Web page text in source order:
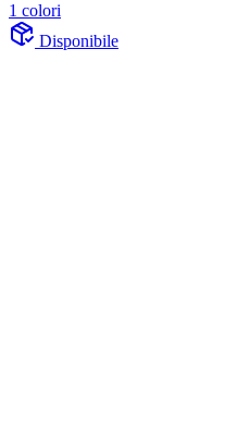
1 colori
Disponibile